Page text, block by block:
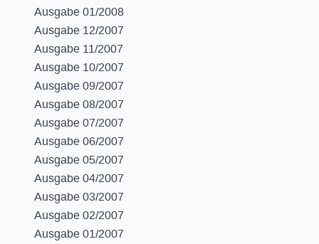
Ausgabe 01/2008
Ausgabe 12/2007
Ausgabe 11/2007
Ausgabe 10/2007
Ausgabe 09/2007
Ausgabe 08/2007
Ausgabe 07/2007
Ausgabe 06/2007
Ausgabe 05/2007
Ausgabe 04/2007
Ausgabe 03/2007
Ausgabe 02/2007
Ausgabe 01/2007